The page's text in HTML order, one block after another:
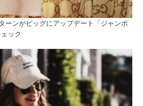
ーンがビッグにアップデート「ジャンボ
ック